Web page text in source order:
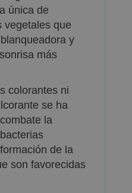
única de
vegetales que
y
más
colorantes ni
se ha
la
de la
son favorecidas